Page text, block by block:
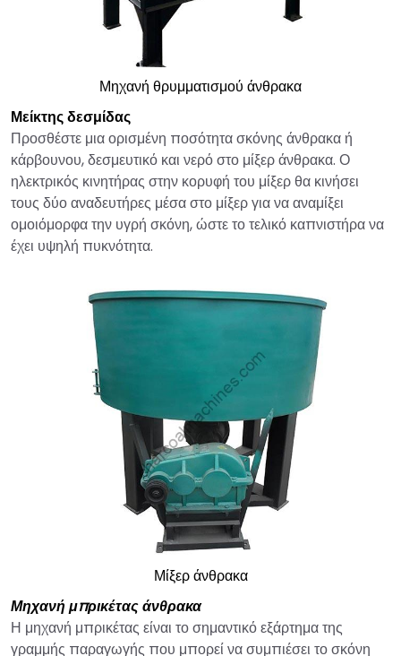
Μηχανή θρυμματισμού άνθρακα
Μείκτης δεσμίδας
Προσθέστε μια ορισμένη ποσότητα σκόνης άνθρακα ή
κάρβουνου, δεσμευτικό και νερό στο μίξερ άνθρακα. Ο
ηλεκτρικός κινητήρας στην κορυφή του μίξερ θα κινήσει
τους δύο αναδευτήρες μέσα στο μίξερ για να αναμίξει
ομοιόμορφα την υγρή σκόνη, ώστε το τελικό καπνιστήρα να
έχει υψηλή πυκνότητα.
Μίξερ άνθρακα
Μηχανή μπρικέτας άνθρακα
Η μηχανή μπρικέτας είναι το σημαντικό εξάρτημα της
γραμμής παραγωγής που μπορεί να συμπιέσει το σκόνη